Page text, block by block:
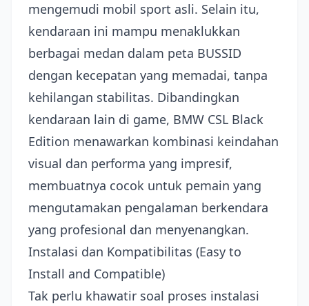
mengemudi mobil sport asli. Selain itu,
kendaraan ini mampu menaklukkan
berbagai medan dalam peta BUSSID
dengan kecepatan yang memadai, tanpa
kehilangan stabilitas. Dibandingkan
kendaraan lain di game, BMW CSL Black
Edition menawarkan kombinasi keindahan
visual dan performa yang impresif,
membuatnya cocok untuk pemain yang
mengutamakan pengalaman berkendara
yang profesional dan menyenangkan.
Instalasi dan Kompatibilitas (Easy to
Install and Compatible)
Tak perlu khawatir soal proses instalasi